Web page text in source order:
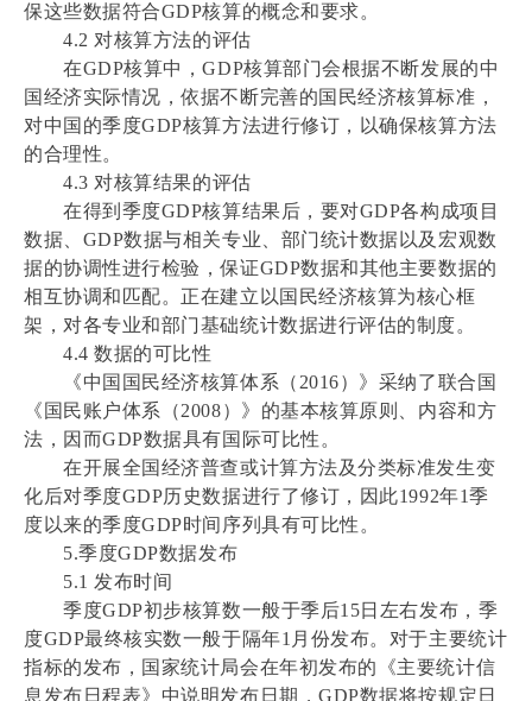
保这些数据符合GDP核算的概念和要求。
4.2 对核算方法的评估
在GDP核算中，GDP核算部门会根据不断发展的中
国经济实际情况，依据不断完善的国民经济核算标准，
对中国的季度GDP核算方法进行修订，以确保核算方法
的合理性。
4.3 对核算结果的评估
在得到季度GDP核算结果后，要对GDP各构成项目
数据、GDP数据与相关专业、部门统计数据以及宏观数
据的协调性进行检验，保证GDP数据和其他主要数据的
相互协调和匹配。正在建立以国民经济核算为核心框
架，对各专业和部门基础统计数据进行评估的制度。
4.4 数据的可比性
《中国国民经济核算体系（2016）》采纳了联合国
《国民账户体系（2008）》的基本核算原则、内容和方
法，因而GDP数据具有国际可比性。
在开展全国经济普查或计算方法及分类标准发生变
化后对季度GDP历史数据进行了修订，因此1992年1季
度以来的季度GDP时间序列具有可比性。
5.季度GDP数据发布
5.1 发布时间
季度GDP初步核算数一般于季后15日左右发布，季
度GDP最终核实数一般于隔年1月份发布。对于主要统计
指标的发布，国家统计局会在年初发布的《主要统计信
息发布日程表》中说明发布日期，GDP数据将按规定日